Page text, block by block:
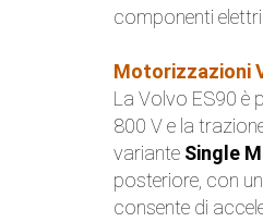
componenti
Motorizzazioni
La Volvo ES90 è
800 V e la
variante Single
posteriore, con
consente di